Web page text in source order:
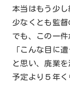
本当はもう少し
少なくとも監督
でも、この一件
「こんな目に
と思い、廃業を
予定より５年く